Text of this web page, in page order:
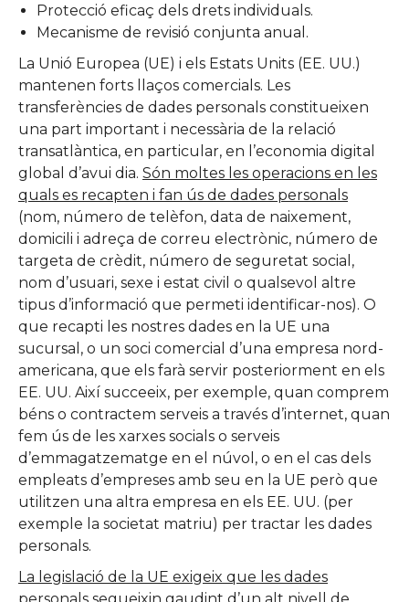
Protecció eficaç dels drets individuals.
Mecanisme de revisió conjunta anual.
La Unió Europea (UE) i els Estats Units (EE. UU.)
mantenen forts llaços comercials. Les
transferències de dades personals constitueixen
una part important i necessària de la relació
transatlàntica, en particular, en l’economia digital
global d’avui dia. Són moltes les operacions en les
quals es recapten i fan ús de dades personals
(nom, número de telèfon, data de naixement,
domicili i adreça de correu electrònic, número de
targeta de crèdit, número de seguretat social,
nom d’usuari, sexe i estat civil o qualsevol altre
tipus d’informació que permeti identificar-nos). O
que recapti les nostres dades en la UE una
sucursal, o un soci comercial d’una empresa nord-
americana, que els farà servir posteriorment en els
EE. UU. Així succeeix, per exemple, quan comprem
béns o contractem serveis a través d’internet, quan
fem ús de les xarxes socials o serveis
d’emmagatzematge en el núvol, o en el cas dels
empleats d’empreses amb seu en la UE però que
utilitzen una altra empresa en els EE. UU. (per
exemple la societat matriu) per tractar les dades
personals.
La legislació de la UE exigeix que les dades
personals segueixin gaudint d’un alt nivell de